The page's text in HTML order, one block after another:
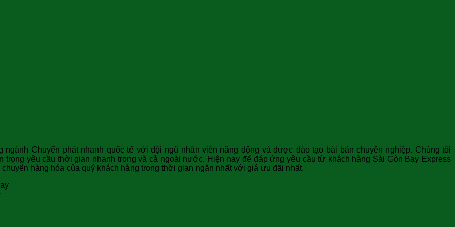
giá rẻ tại Sài Gòn Bay Express
ngành Chuyển phát nhanh quốc tế với đội ngũ nhân viên năng động và được đào tạo bài bản chuyên nghiệp. Chúng tôi
yêu cầu thời gian nhanh trong và cả ngoài nước. Hiện nay để đáp ứng yêu cầu từ khách hàng Sài Gòn Bay Express
hàng hóa của quý khách hàng trong thời gian ngắn nhất với giá ưu đãi nhất.
phát nhanh quốc tế đi Iran của Sài Gòn Bay Express